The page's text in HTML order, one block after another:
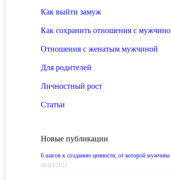
Как выйти замуж
Как сохранить отношения с
Отношения с женатым мужчиной
Для родителей
Личностный рост
Статьи
Новые публикации
6 шагов к созданию ценности, от которой мужчина
30/03/2021